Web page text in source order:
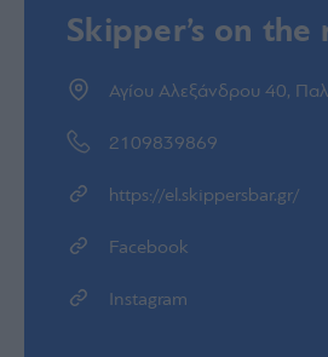
Skipper’s on the
Αγίου Αλεξάνδρου 40,
2109839869
https://el.skippersbar.gr/
Facebook
Instagram